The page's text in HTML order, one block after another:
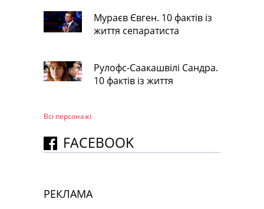
Мураєв Євген. 10 фактів із
життя сепаратиста
Рулофс-Саакашвілі Сандра.
10 фактів із життя
Всі персонажi
FACEBOOK
РЕКЛАМА